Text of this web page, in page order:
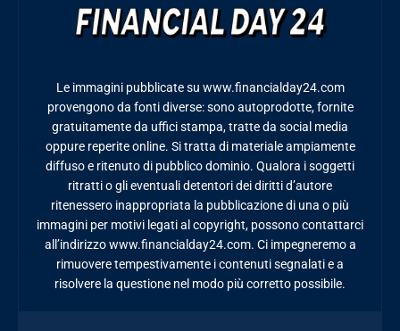
Le immagini pubblicate su www.financialday24.com
provengono da fonti diverse: sono autoprodotte, fornite
gratuitamente da uffici stampa, tratte da social media
oppure reperite online. Si tratta di materiale ampiamente
diffuso e ritenuto di pubblico dominio. Qualora i soggetti
ritratti o gli eventuali detentori dei diritti d’autore
ritenessero inappropriata la pubblicazione di una o più
immagini per motivi legati al copyright, possono contattarci
all’indirizzo www.financialday24.com. Ci impegneremo a
rimuovere tempestivamente i contenuti segnalati e a
risolvere la questione nel modo più corretto possibile.